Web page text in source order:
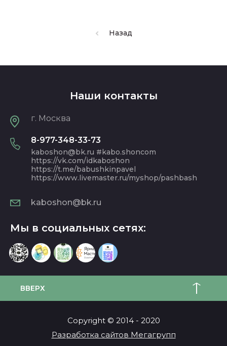
Назад
Наши контакты
г. Москва
8-977-348-33-73
kaboshon@bk.ru #kabo.shoncom
https://vk.com/idkaboshon
https://t.me/babushkinpavel
https://www.livemaster.ru/myshop/pashbash
kaboshon@bk.ru
Мы в социальных сетях:
ВВЕРХ
Copyright © 2014 - 2020
Разработка сайтов Мегагрупп